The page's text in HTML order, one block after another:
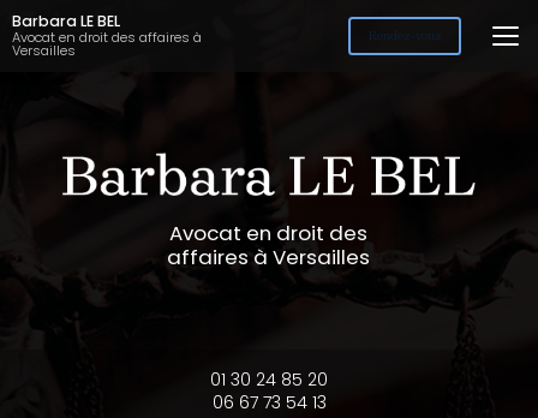
Aller
au
contenu
Barbara LE BEL
Avocat en droit des affaires à
Versailles
Rendez-vous
Avocat en droit des
affaires à Versailles
01 30 24 85 20
06 67 73 54 13